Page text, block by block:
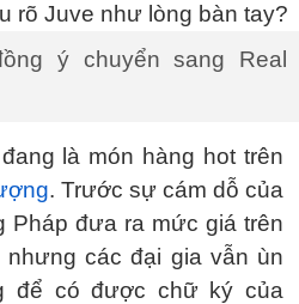
ý chuyển sang Real
là món hàng hot trên
. Trước sự cám dỗ của
Pháp đưa ra mức giá trên
các đại gia vẫn ùn
để có được chữ ký của